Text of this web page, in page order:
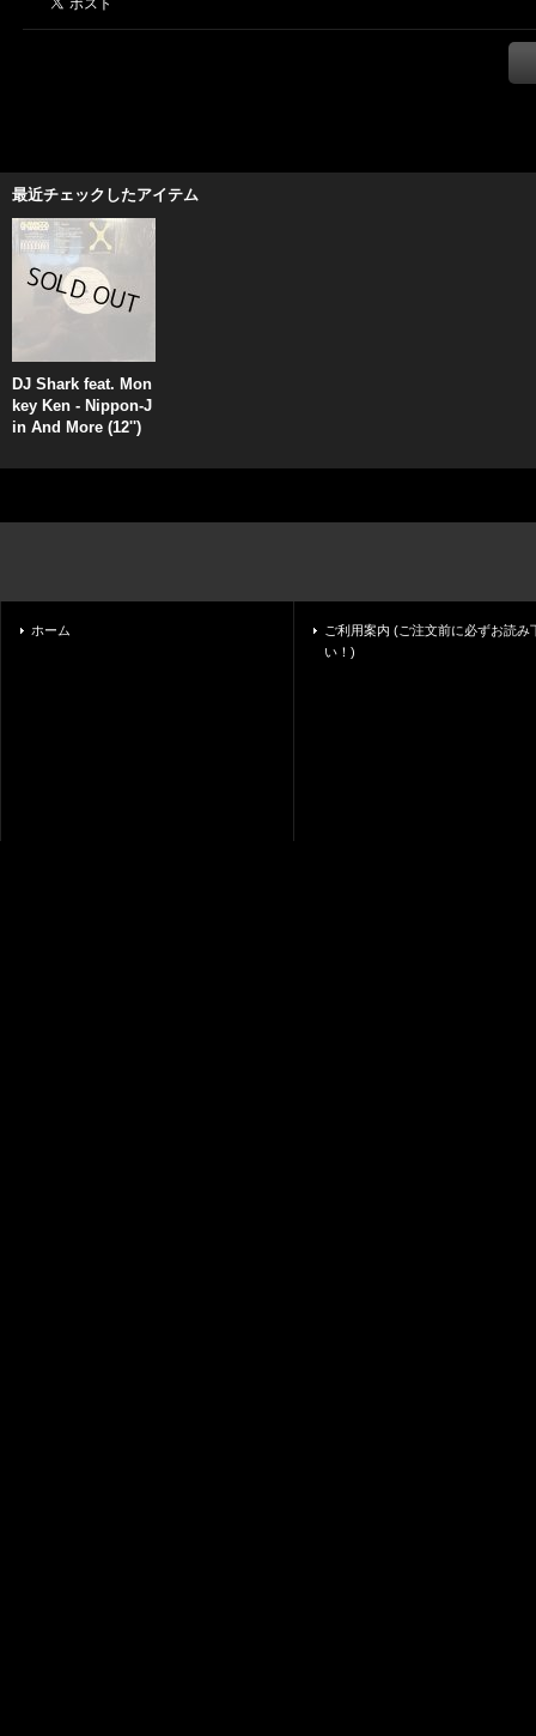
最近チェックしたアイテム
DJ Shark feat. Mon
key Ken - Nippon-J
in And More (12'')
ホーム
ご利用案内 (ご注文前に必ずお読み
い！)